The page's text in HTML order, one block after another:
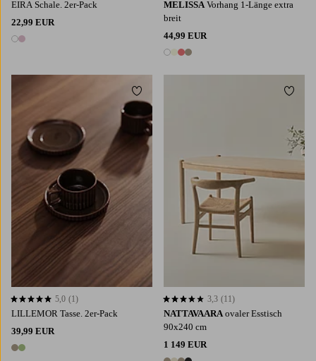
EIRA Schale. 2er-Pack
22,99 EUR
2 Farben
MELISSA Vorhang 1-Länge extra
breit
44,99 EUR
4 Farben
LILLEMOR Tasse. 2er-Pack
39,99 EUR
2 Farben
5,0 basierend auf 1 Bewertungen
5,0 (1)
Zu Favoriten hinzufügen
NATTAVAARA ovaler Esstisch
90x240 cm
1 149 EUR
3,3 basierend auf 11 Bewertungen
3,3 (11)
Zu